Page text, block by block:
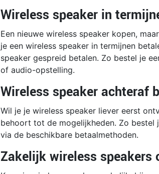
Wireless speaker in
Een nieuwe wireless speaker kopen,
je een wireless speaker in termijnen
speaker gespreid betalen. Zo bestel je
of audio-opstelling.
Wireless speaker achteraf
Wil je je wireless speaker liever eerst
behoort tot de mogelijkheden. Zo bestel
via de beschikbare betaalmethoden.
Zakelijk wireless speakers